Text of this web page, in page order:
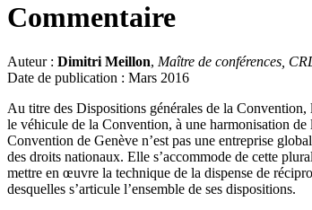
Commentaire
Auteur : Dimitri Meillon, Maître de conférences,
Date de publication : Mars 2016
Au titre des Dispositions générales de la Convention,
le véhicule de la Convention, à une harmonisation
Convention de Genève n’est pas une entreprise
des droits nationaux. Elle s’accommode de cette
mettre en œuvre la technique de la dispense de
desquelles s’articule l’ensemble de ses dispositions.